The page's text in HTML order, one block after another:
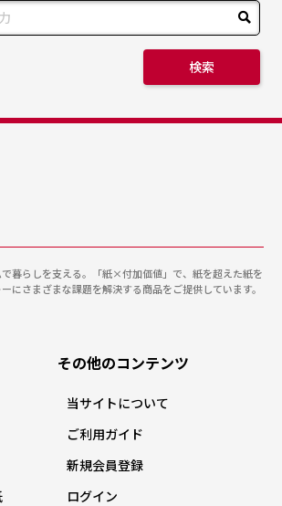
検索
暮らしを支える。「紙×付加価値」で、紙を超えた紙を
にさまざまな課題を解決する商品をご提供しています。
その他のコンテンツ
当サイトについて
ご利用ガイド
新規会員登録
ログイン